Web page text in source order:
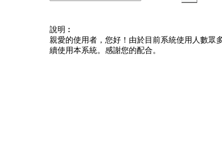
說明︰
親愛的使用者，您好！由於目前系統使用人數眾
續使用本系統。感謝您的配合。